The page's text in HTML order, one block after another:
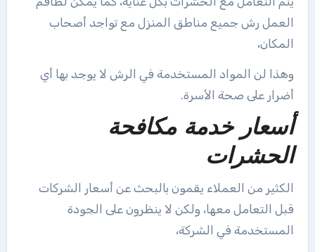
العمل رش جميع مناطق المنزل مع تواجد أصحاب
المكان،
وهذا لن المواد المستخدمة في الرش لا يوجد بها أي
أضرار على صحة الأسرة.
أسعار خدمة مكافحة
الحشرات
الكثير من العملاء يقمون بالبحث عن أسعار الشركات
قبل التعامل معها، ولكن لا ينظرون على الجودة
المستخدمة في الشركة،